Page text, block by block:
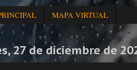
MAPA VIRTUAL
27 de diciembre de